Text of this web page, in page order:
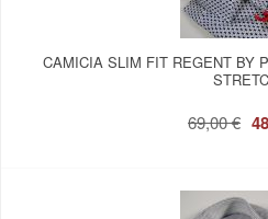
CAMICIA SLIM FIT REGENT BY
69,00 €